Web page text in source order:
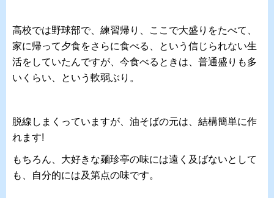
高校では野球部で、練習帰り、ここで大盛りをたべて、
家に帰って夕食をさらに食べる、という信じられない生
活をしていたんですが、今食べるときは、普通盛りも多
いくらい、という軟弱ぶり。
脱線しまくっていますが、油そばの元は、結構簡単に作
れます!
もちろん、大好きな麺珍亭の味には遠く及ばないとして
も、自分的には及第点の味です。